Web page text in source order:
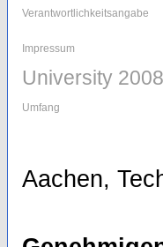
Verantwortlichkeitsangabe
Impressum
University 2008
Umfang
Aachen,